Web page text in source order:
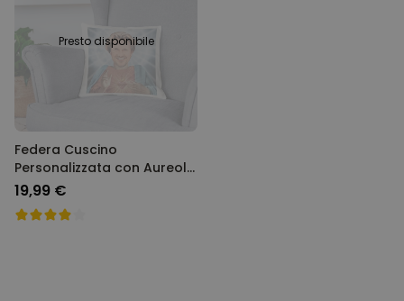
Presto disponibile
Federa Cuscino
Personalizzata con Aureola
e Viso
19,99 €